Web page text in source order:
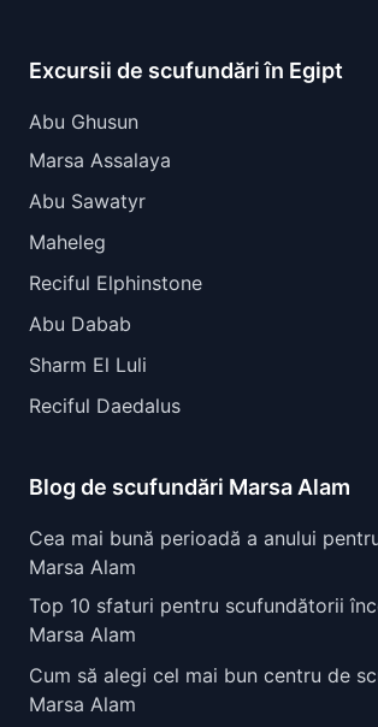
Excursii de scufundări în Egipt
Abu Ghusun
Marsa Assalaya
Abu Sawatyr
Maheleg
Reciful Elphinstone
Abu Dabab
Sharm El Luli
Reciful Daedalus
Blog de scufundări Marsa Alam
Cea mai bună perioadă a anului
Marsa Alam
Top 10 sfaturi pentru scufundătorii
Marsa Alam
Cum să alegi cel mai bun centru de
Marsa Alam